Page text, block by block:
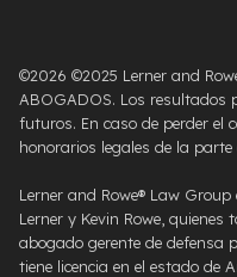
©2026 ©2025 Lerner and
ABOGADOS. Los
futuros. En caso de perder el
honorarios legales de la
Lerner and Rowe® Law
Lerner y Kevin Rowe, quienes
abogado gerente de defensa
tiene licencia en el estado de